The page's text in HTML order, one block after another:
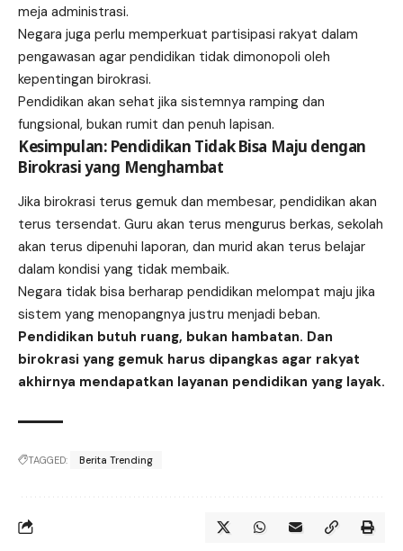
meja administrasi.
Negara juga perlu memperkuat partisipasi rakyat dalam
pengawasan agar pendidikan tidak dimonopoli oleh
kepentingan birokrasi.
Pendidikan akan sehat jika sistemnya ramping dan
fungsional, bukan rumit dan penuh lapisan.
Kesimpulan: Pendidikan Tidak Bisa Maju dengan
Birokrasi yang Menghambat
Jika birokrasi terus gemuk dan membesar, pendidikan akan
terus tersendat. Guru akan terus mengurus berkas, sekolah
akan terus dipenuhi laporan, dan murid akan terus belajar
dalam kondisi yang tidak membaik.
Negara tidak bisa berharap pendidikan melompat maju jika
sistem yang menopangnya justru menjadi beban.
Pendidikan butuh ruang, bukan hambatan. Dan
birokrasi yang gemuk harus dipangkas agar rakyat
akhirnya mendapatkan layanan pendidikan yang layak.
TAGGED: Berita Trending